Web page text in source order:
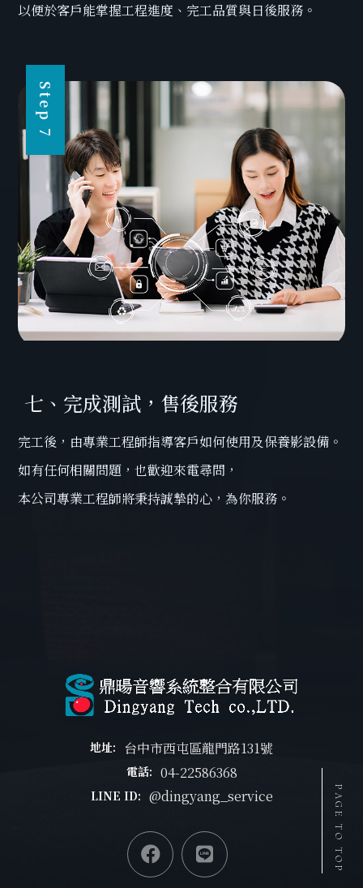
以便於客戶能掌握工程進度、完工品質與日後服務。
Step 7
七、完成測試，售後服務
完工後，由專業工程師指導客戶如何使用及保養影設備。
如有任何相關問題，也歡迎來電尋問，
本公司專業工程師將秉持誠摯的心，為你服務。
地址: 台中市西屯區龍門路131號
電話: 04-22586368
LINE ID: @dingyang_service PAGE TO TOP